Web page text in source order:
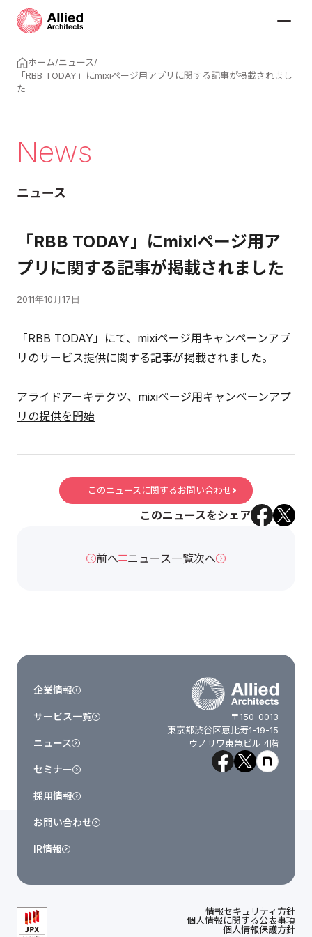
ホーム/ニュース/
「RBB TODAY」にmixiページ用アプリに関する記事が掲載されまし
た
News
ニュース
「RBB TODAY」にmixiページ用ア
プリに関する記事が掲載されました
2011年10月17日
「RBB TODAY」にて、mixiページ用キャンペーンアプ
リのサービス提供に関する記事が掲載されました。
アライドアーキテクツ、mixiページ用キャンペーンアプ
リの提供を開始
このニュースに関するお問い合わせ
このニュースをシェア
前へ ニュース一覧次へ
〒150-0013
東京都渋谷区恵比寿1-19-15
ウノサワ東急ビル 4階
企業情報
サービス一覧
ニュース
セミナー
採用情報
お問い合わせ
IR情報
情報セキュリティ方針
個人情報に関する公表事項
個人情報保護方針